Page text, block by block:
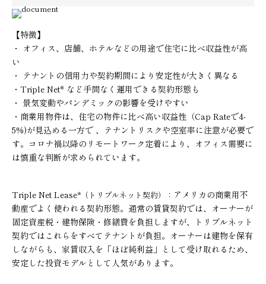
【特徴】
・ オフィス、店舗、ホテルなどの用途で住宅に比べ収益性が高
い
・ テナントの信用力や契約期間により安定性が大きく異なる
・Triple Net* など手間なく運用できる契約形態も
・ 景気変動やパンデミックの影響を受けやすい
・商業用物件は、住宅の物件に比べ高い収益性（Cap Rateで4-
5%)が見込める一方で 、テナントリスクや空室率に注意が必要で
す。コロナ禍以降のリモートワーク定着により、オフィス需要に
は慎重な判断が求められています。
Triple Net Lease*（トリプルネット契約）： アメリカの商業用不
動産でよく使われる契約形態。通常の賃貸契約では、オーナーが
固定資産税・建物保険・修繕費を負担しますが、トリプルネット
契約ではこれらをすべてテナントが負担。オーナーは建物を保有
しながらも、家賃収入を「ほぼ純利益」として受け取れるため、
安定した投資モデルとして人気があります。